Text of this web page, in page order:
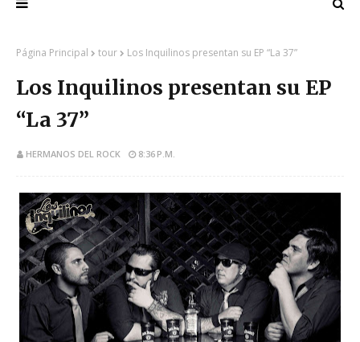
Página Principal tour Los Inquilinos presentan su EP “La 37”
Los Inquilinos presentan su EP
“La 37”
HERMANOS DEL ROCK 8:36 P.M.